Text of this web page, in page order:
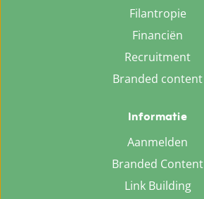
Filantropie
Financiën
Recruitment
Branded content
Informatie
Aanmelden
Branded Content
Link Building